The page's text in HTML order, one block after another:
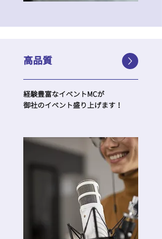
​高品質
経験豊富なイベントMCが
​御社のイベント盛り上げます！